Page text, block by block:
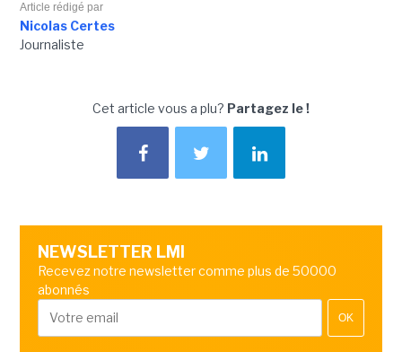
Article rédigé par
Nicolas Certes
Journaliste
Cet article vous a plu? Partagez le !
NEWSLETTER LMI
Recevez notre newsletter comme plus de 50000
abonnés
OK